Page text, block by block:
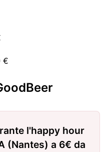
€
l'happy hour
(Nantes) a 6€ da